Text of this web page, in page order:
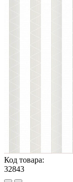
Код товара:
32843